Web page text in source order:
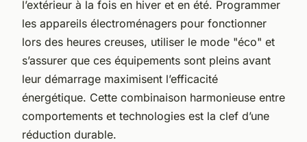
l’extérieur à la fois en hiver et en été. Programmer
les appareils électroménagers pour fonctionner
lors des heures creuses, utiliser le mode "éco" et
s’assurer que ces équipements sont pleins avant
leur démarrage maximisent l’efficacité
énergétique. Cette combinaison harmonieuse entre
comportements et technologies est la clef d’une
réduction durable.